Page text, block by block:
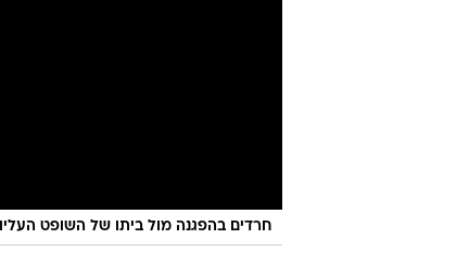
חרדים בהפגנה מול ביתו של השופט